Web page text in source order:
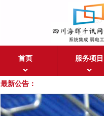
首页 服务项目
最新公告：